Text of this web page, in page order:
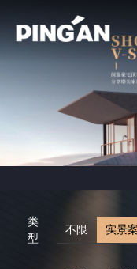
类
型
不限 实景